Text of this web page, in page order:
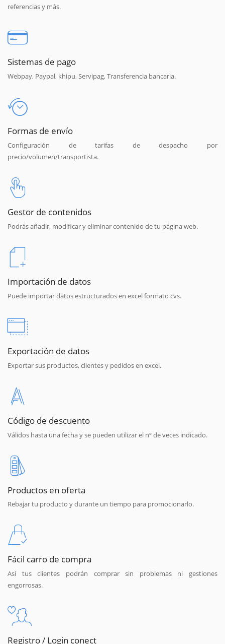
referencias y más.
Sistemas de pago
Webpay, Paypal, khipu, Servipag, Transferencia bancaria.
Formas de envío
Configuración de tarifas de despacho por
precio/volumen/transportista.
Gestor de contenidos
Podrás añadir, modificar y eliminar contenido de tu página web.
Importación de datos
Puede importar datos estructurados en excel formato cvs.
Exportación de datos
Exportar sus productos, clientes y pedidos en excel.
Código de descuento
Válidos hasta una fecha y se pueden utilizar el nº de veces indicado.
Productos en oferta
Rebajar tu producto y durante un tiempo para promocionarlo.
Fácil carro de compra
Así tus clientes podrán comprar sin problemas ni gestiones
engorrosas.
Registro / Login conect